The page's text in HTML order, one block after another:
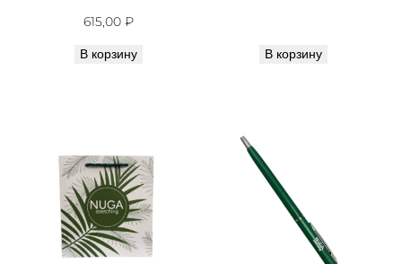
615,00 ₽
В корзину В корзину